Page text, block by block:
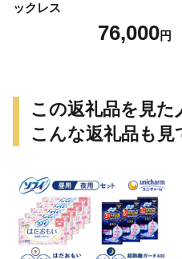
ックレス
76,000円
この返礼品を見た
こんな返礼品も見